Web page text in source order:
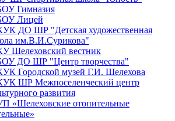
Гимназия
Лицей
ДО ШР "Детская художественная
им.В.И.Сурикова"
Шелеховский вестник
ДО ШР "Центр творчества"
Городской музей Г.И. Шелехова
ШР Межпоселенческий центр
развития
«Шелеховские отопительные